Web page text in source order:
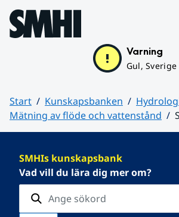
Hoppa till sidans innehåll
Varning
Gul, Sverige
Start Kunskapsbanken
Mätning av flöde och vattenstånd
SMHIs kunskapsbank
Vad vill du lära dig mer om?